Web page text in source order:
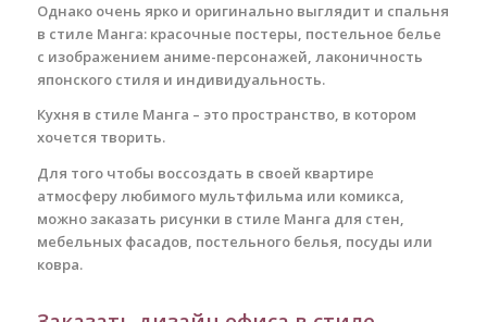
Однако очень ярко и оригинально выглядит и спальня
в стиле Манга: красочные постеры, постельное белье
с изображением аниме-персонажей, лаконичность
японского стиля и индивидуальность.
Кухня в стиле Манга – это пространство, в котором
хочется творить.
Для того чтобы воссоздать в своей квартире
атмосферу любимого мультфильма или комикса,
можно заказать рисунки в стиле Манга для стен,
мебельных фасадов, постельного белья, посуды или
ковра.